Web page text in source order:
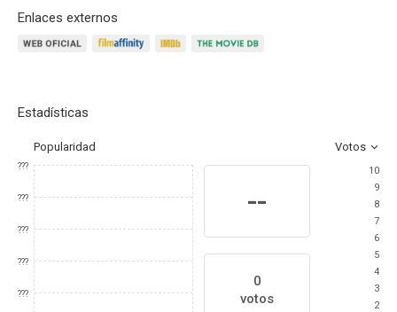
Enlaces externos
Estadísticas
Popularidad Votos
???
???
???
???
???
--
0
votos
10
9
8
7
6
5
4
3
2